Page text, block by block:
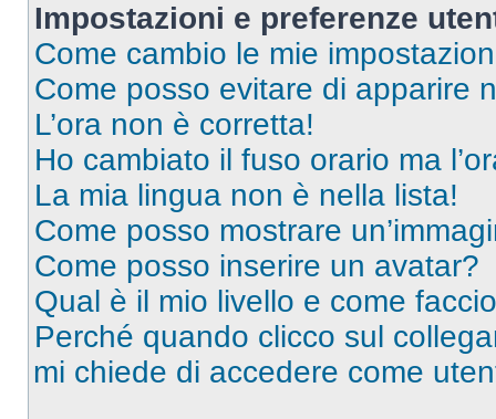
Impostazioni e preferenze
Come cambio le mie
Come posso evitare di apparire
L’ora non è corretta!
Ho cambiato il fuso orario ma
La mia lingua non è nella lista!
Come posso mostrare
Come posso inserire un avatar?
Qual è il mio livello e come
Perché quando clicco sul
mi chiede di accedere come